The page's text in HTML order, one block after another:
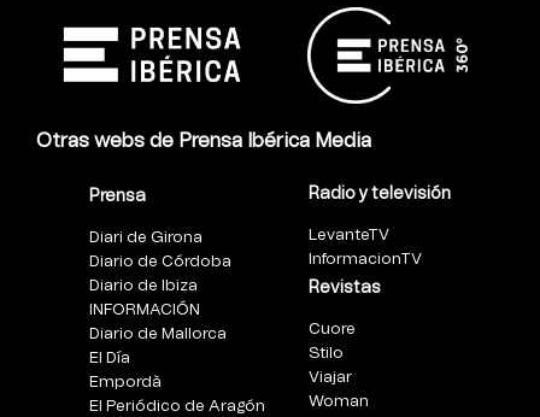
Otras webs de Prensa Ibérica Media
Prensa
Diari de Girona
Diario de Córdoba
Diario de Ibiza
INFORMACIÓN
Diario de Mallorca
El Día
Empordà
El Periódico de Aragón
Radio y televisión
LevanteTV
InformacionTV
Revistas
Cuore
Stilo
Viajar
Woman